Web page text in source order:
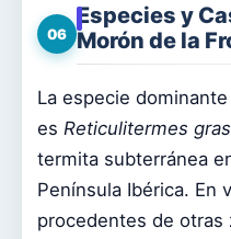
06
Especies y
Morón de la
La especie
es Reticulitermes
termita subterránea
Península Ibérica. En
procedentes de otras